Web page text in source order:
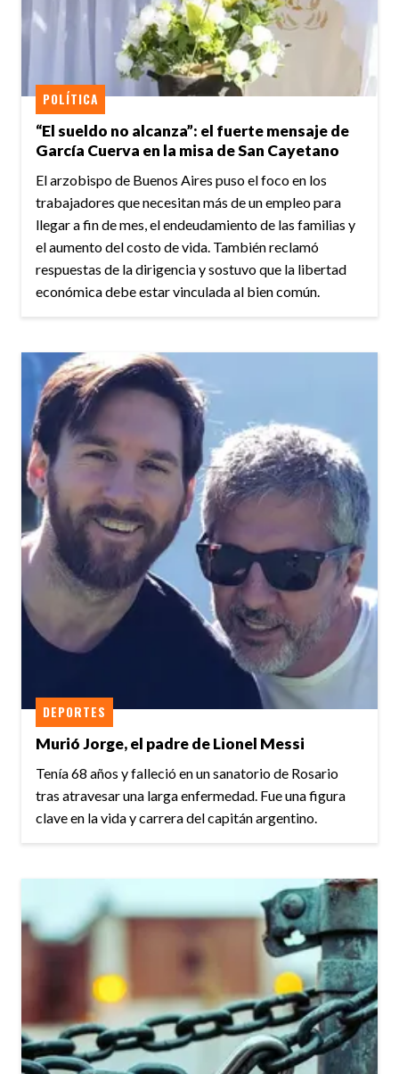
“El sueldo no alcanza”: el fuerte mensaje de
García Cuerva en la misa de San Cayetano
POLÍTICA
El arzobispo de Buenos Aires puso el foco en los
trabajadores que necesitan más de un empleo para
llegar a fin de mes, el endeudamiento de las familias y
el aumento del costo de vida. También reclamó
respuestas de la dirigencia y sostuvo que la libertad
económica debe estar vinculada al bien común.
Murió Jorge, el padre de Lionel Messi
DEPORTES
Tenía 68 años y falleció en un sanatorio de Rosario
tras atravesar una larga enfermedad. Fue una figura
clave en la vida y carrera del capitán argentino.